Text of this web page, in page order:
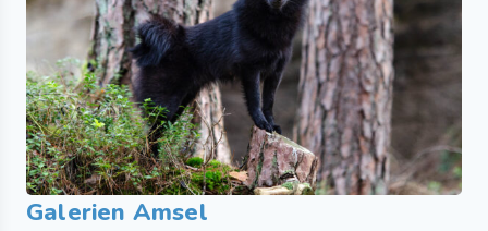
Galerien Amsel